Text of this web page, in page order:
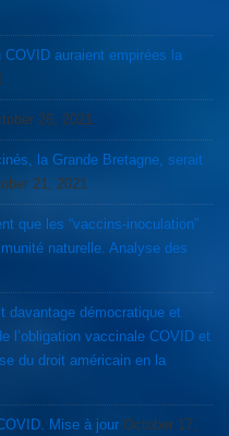
la
26, 2021
la Grande Bretagne, serait
21, 2021
que les “vaccins-inoculation”
naturelle. Analyse des
davantage démocratique et
l’obligation vaccinale COVID et
du droit américain en la
Mise à jour October 17,